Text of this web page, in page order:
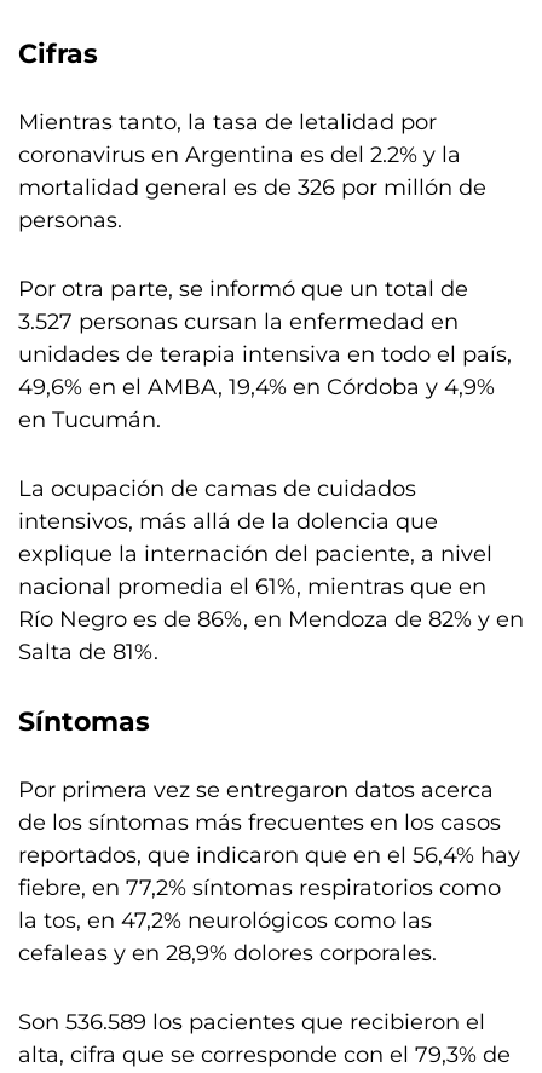
Cifras
Mientras tanto, la tasa de letalidad por
coronavirus en Argentina es del 2.2% y la
mortalidad general es de 326 por millón de
personas.
Por otra parte, se informó que un total de
3.527 personas cursan la enfermedad en
unidades de terapia intensiva en todo el país,
49,6% en el AMBA, 19,4% en Córdoba y 4,9%
en Tucumán.
La ocupación de camas de cuidados
intensivos, más allá de la dolencia que
explique la internación del paciente, a nivel
nacional promedia el 61%, mientras que en
Río Negro es de 86%, en Mendoza de 82% y en
Salta de 81%.
Síntomas
Por primera vez se entregaron datos acerca
de los síntomas más frecuentes en los casos
reportados, que indicaron que en el 56,4% hay
fiebre, en 77,2% síntomas respiratorios como
la tos, en 47,2% neurológicos como las
cefaleas y en 28,9% dolores corporales.
Son 536.589 los pacientes que recibieron el
alta, cifra que se corresponde con el 79,3% de